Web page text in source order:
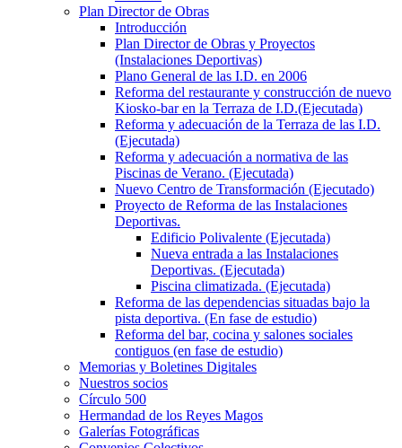
Plan Director de Obras
Introducción
Plan Director de Obras y Proyectos
(Instalaciones Deportivas)
Plano General de las I.D. en 2006
Reforma del restaurante y construcción de nuevo
Kiosko-bar en la Terraza de I.D.(Ejecutada)
Reforma y adecuación de la Terraza de las I.D.
(Ejecutada)
Reforma y adecuación a normativa de las
Piscinas de Verano. (Ejecutada)
Nuevo Centro de Transformación (Ejecutado)
Proyecto de Reforma de las Instalaciones
Deportivas.
Edificio Polivalente (Ejecutada)
Nueva entrada a las Instalaciones
Deportivas. (Ejecutada)
Piscina climatizada. (Ejecutada)
Reforma de las dependencias situadas bajo la
pista deportiva. (En fase de estudio)
Reforma del bar, cocina y salones sociales
contiguos (en fase de estudio)
Memorias y Boletines Digitales
Nuestros socios
Círculo 500
Hermandad de los Reyes Magos
Galerías Fotográficas